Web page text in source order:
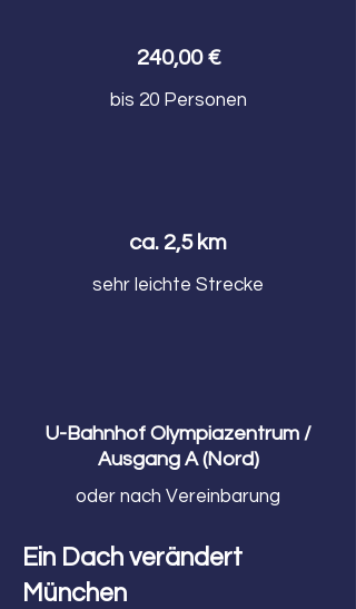
240,00 €
bis 20 Personen
ca. 2,5 km
sehr leichte Strecke
U-Bahnhof Olympiazentrum /
Ausgang A (Nord)
oder nach Vereinbarung
Ein Dach verändert
München